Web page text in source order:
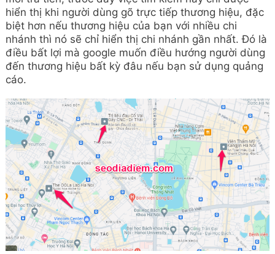
hiển thị khi người dùng gõ trực tiếp thương hiệu, đặc
biệt hơn nếu thương hiệu của bạn với nhiều chi
nhánh thì nó sẽ chỉ hiển thị chi nhánh gần nhất. Đó là
điều bất lợi mà google muốn điều hướng người dùng
đến thương hiệu bất kỳ đâu nếu bạn sử dụng quảng
cáo.